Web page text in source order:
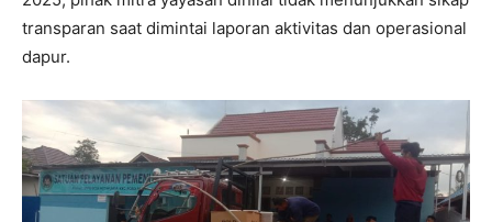
transparan saat dimintai laporan aktivitas dan operasional
dapur.